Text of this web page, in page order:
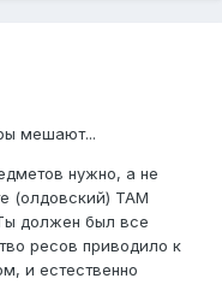
мешают...
нужно, а не
(олдовский) ТАМ
должен был все
ресов приводило к
и естественно